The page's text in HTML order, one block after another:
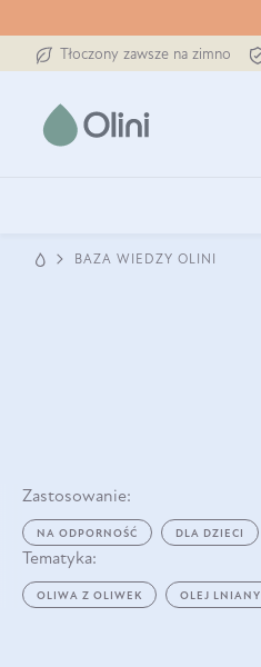
Tłoczony zawsze na zimno
BAZA WIEDZY OLINI
Zastosowanie:
NA ODPORNOŚĆ DLA DZIECI
Tematyka:
OLIWA Z OLIWEK OLEJ LNIANY